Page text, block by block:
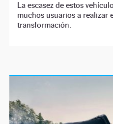
La escasez de estos
muchos usuarios a realizar
transformación.